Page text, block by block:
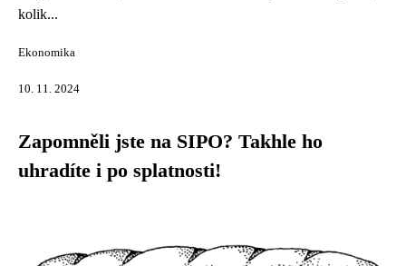
kolik...
Ekonomika
10. 11. 2024
Zapomněli jste na SIPO? Takhle ho
uhradíte i po splatnosti!